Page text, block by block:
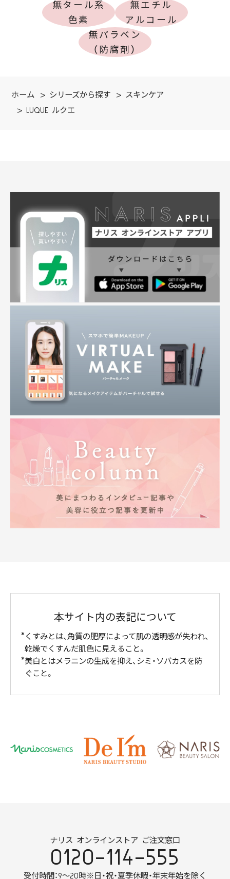
無タール系
色素
無エチル
アルコール
無パラベン
（防腐剤）
ホーム > シリーズから探す > スキンケア
>
LUQUE ルクエ
本サイト内の表記について
くすみとは、角質の肥厚によって肌の透明感が失われ、
乾燥でくすんだ肌色に見えること。
美白とはメラニンの生成を抑え、シミ・ソバカスを防
ぐこと。
ナリス オンラインストア ご注文窓口
0120-114-555
受付時間：9～20時※日・祝・夏季休暇・年末年始を除く